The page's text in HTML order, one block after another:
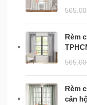
Rèm
Rèm
căn